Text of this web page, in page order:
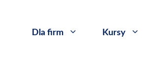
Dla firm Kursy